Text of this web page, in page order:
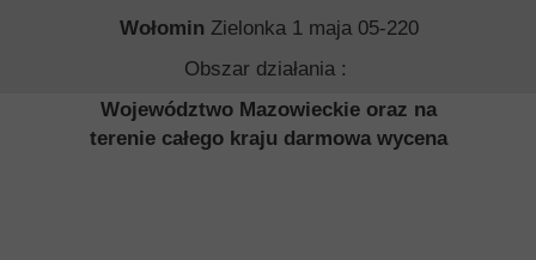
Wołomin Zielonka 1 maja 05-220
Obszar działania :
Województwo Mazowieckie oraz na
terenie całego kraju darmowa wycena